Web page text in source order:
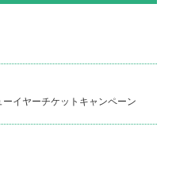
イヤーチケットキャンペーン